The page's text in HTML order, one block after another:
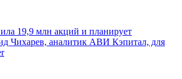
19,9 млн акций и планирует
Чихарев, аналитик АВИ Кэпитал, для